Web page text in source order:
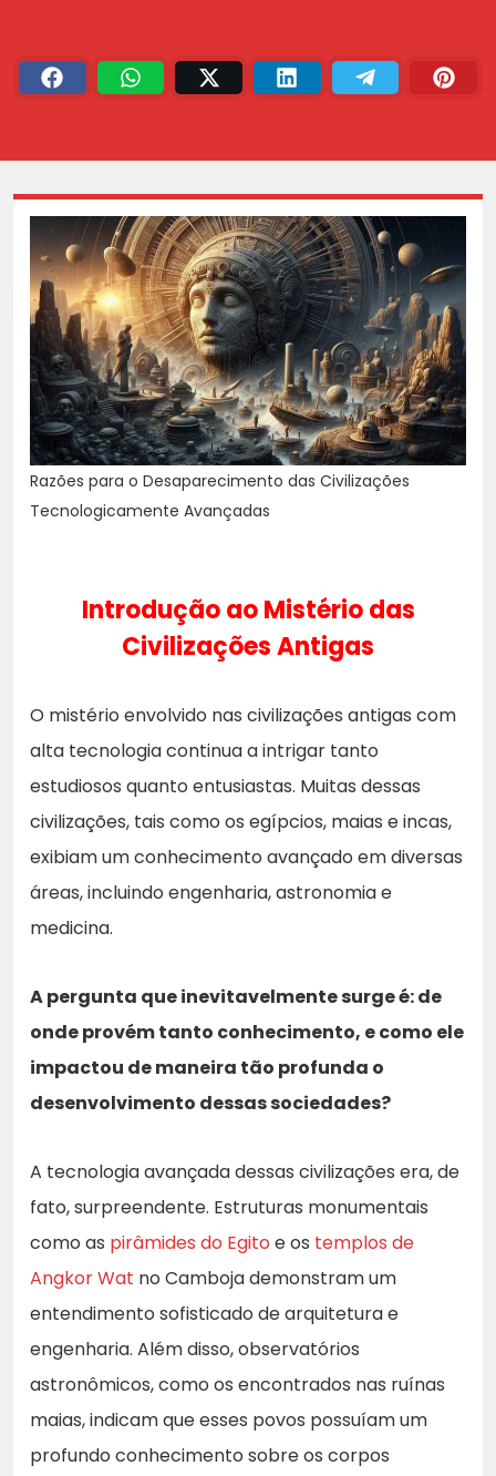
Razões para o Desaparecimento das Civilizações
Tecnologicamente Avançadas
Introdução ao Mistério das
Civilizações Antigas
O mistério envolvido nas civilizações antigas com
alta tecnologia continua a intrigar tanto
estudiosos quanto entusiastas. Muitas dessas
civilizações, tais como os egípcios, maias e incas,
exibiam um conhecimento avançado em diversas
áreas, incluindo engenharia, astronomia e
medicina.
A pergunta que inevitavelmente surge é: de
onde provém tanto conhecimento, e como ele
impactou de maneira tão profunda o
desenvolvimento dessas sociedades?
A tecnologia avançada dessas civilizações era, de
fato, surpreendente. Estruturas monumentais
como as pirâmides do Egito e os templos de
Angkor Wat no Camboja demonstram um
entendimento sofisticado de arquitetura e
engenharia. Além disso, observatórios
astronômicos, como os encontrados nas ruínas
maias, indicam que esses povos possuíam um
profundo conhecimento sobre os corpos